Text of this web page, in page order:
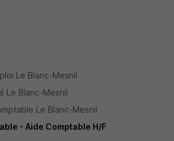
Le Blanc-Mesnil
Le Blanc-Mesnil
Le Blanc-Mesnil
- Aide Comptable H/F